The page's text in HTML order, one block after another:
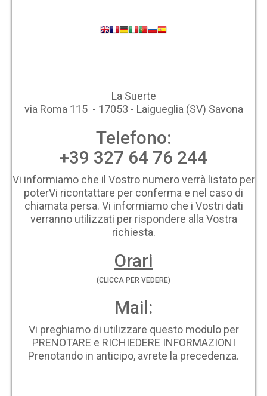
La Suerte
via Roma 115 - 17053 - Laigueglia (SV) Savona
Telefono:
+39 327 64 76 244
Vi informiamo che il Vostro numero verrà listato per
poterVi ricontattare per conferma e nel caso di
chiamata persa. Vi informiamo che i Vostri dati
verranno utilizzati per rispondere alla Vostra
richiesta.
Orari
(CLICCA PER VEDERE)
Mail:
Vi preghiamo di utilizzare questo modulo per
PRENOTARE e RICHIEDERE INFORMAZIONI
Prenotando in anticipo, avrete la precedenza.